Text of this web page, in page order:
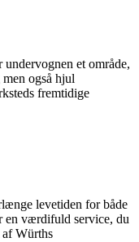
et område,
også hjul
fremtidige
levetiden for både
en værdifuld service, du
Würths